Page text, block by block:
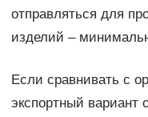
отправляться для
изделий –
Если сравнивать с
экспортный вариант